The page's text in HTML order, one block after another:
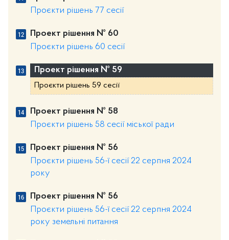
Проєкти рішень 77 сесії
Проект рішення № 60
Проєкти рішень 60 сесії
Проект рішення № 59
Проєкти рішень 59 сесії
Проект рішення № 58
Проєкти рішень 58 сесії міської ради
Проект рішення № 56
Проєкти рішень 56-ї сесії 22 серпня 2024
року
Проект рішення № 56
Проєкти рішень 56-ї сесії 22 серпня 2024
року земельні питання